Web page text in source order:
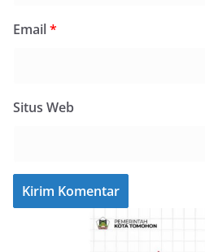
Email*
Situs Web